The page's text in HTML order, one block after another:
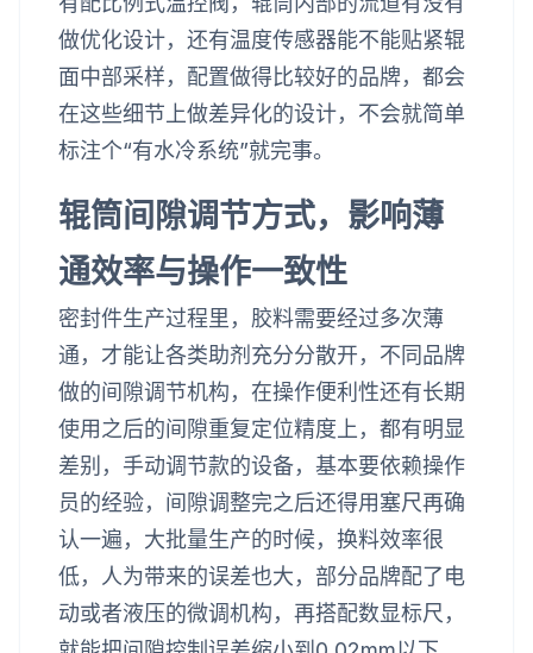
做优化设计，还有温度传感器能不能贴紧辊
面中部采样，配置做得比较好的品牌，都会
在这些细节上做差异化的设计，不会就简单
标注个“有水冷系统”就完事。
辊筒间隙调节方式，影响薄
通效率与操作一致性
密封件生产过程里，胶料需要经过多次薄
通，才能让各类助剂充分分散开，不同品牌
做的间隙调节机构，在操作便利性还有长期
使用之后的间隙重复定位精度上，都有明显
差别，手动调节款的设备，基本要依赖操作
员的经验，间隙调整完之后还得用塞尺再确
认一遍，大批量生产的时候，换料效率很
低，人为带来的误差也大，部分品牌配了电
动或者液压的微调机构，再搭配数显标尺，